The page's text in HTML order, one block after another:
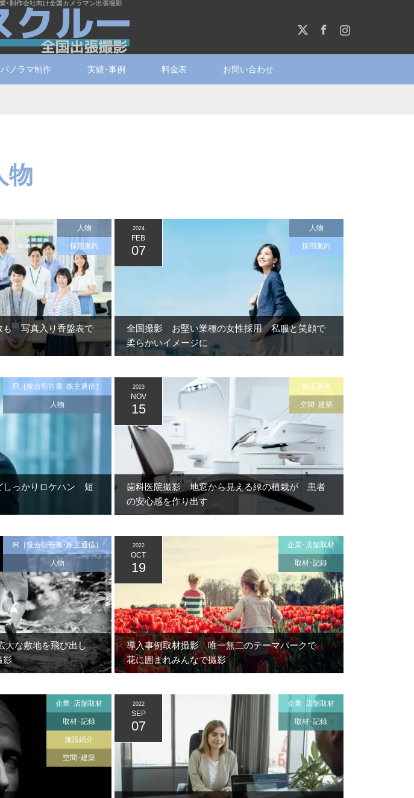
･制作会社向け全国カメラマン出張撮影
ノラマ制作 実績･事例 料金表 お問い合わせ
物
写真入り香盤表で
人物
採用案内
全国撮影 お堅い業種の女性採用 私服と笑顔で
柔らかいイメージに
2024
FEB
07
人物
採用案内
っかりロケハン 短
IR［統合報告書･株主通信］
人物
歯科医院撮影 地窓から見える緑の植栽が 患者
の安心感を作り出す
2023
NOV
15
施工事例
空間･建築
な敷地を飛び出し
影
IR［統合報告書･株主通信］
人物
導入事例取材撮影 唯一無二のテーマパークで
花に囲まれみんなで撮影
2022
OCT
19
企業･店舗取材
取材･記録
企業･店舗取材
取材･記録
施設紹介
空間･建築
2022
SEP
07
企業･店舗取材
取材･記録